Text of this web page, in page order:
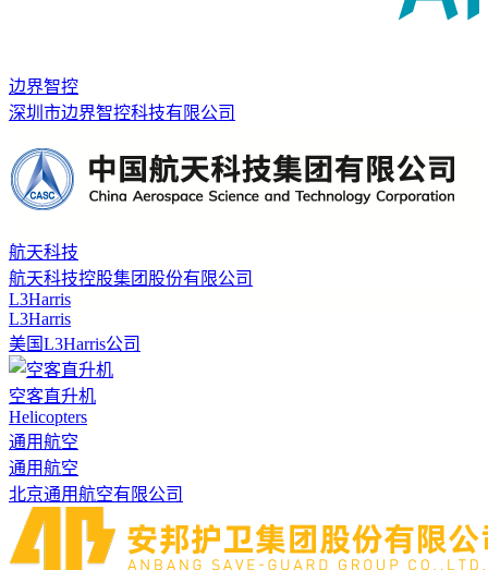
边界智控
深圳市边界智控科技有限公司
航天科技
航天科技控股集团股份有限公司
L3Harris
L3Harris
美国L3Harris公司
空客直升机
Helicopters
通用航空
通用航空
北京通用航空有限公司